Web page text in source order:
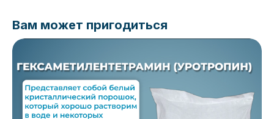
Вам может пригодиться